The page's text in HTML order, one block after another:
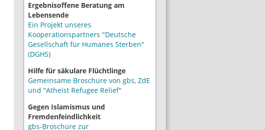
Ergebnisoffene Beratung am
Lebensende
Ein Projekt unseres
Kooperationspartners "Deutsche
Gesellschaft für Humanes Sterben"
(DGHS)
Hilfe für säkulare Flüchtlinge
Gemeinsame Broschüre von gbs, ZdE
und "Atheist Refugee Relief"
Gegen Islamismus und
Fremdenfeindlichkeit
gbs-Broschüre zur